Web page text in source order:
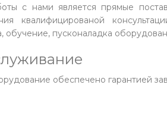
с нами является прямые
квалифицированой
обучение, пусконаладка
обеспечено гарантией